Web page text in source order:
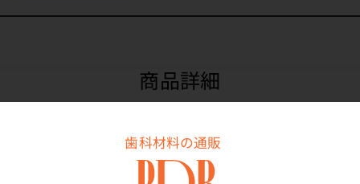
歯科材料の通販
商品詳細